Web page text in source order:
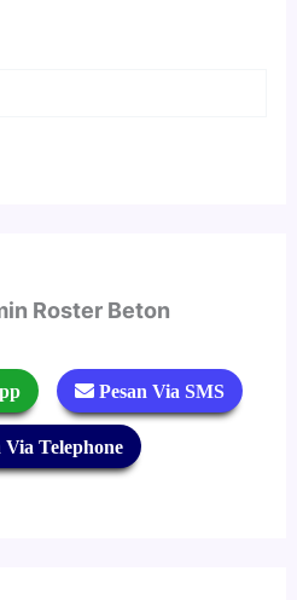
Roster Beton
 Pesan Via SMS
Via Telephone